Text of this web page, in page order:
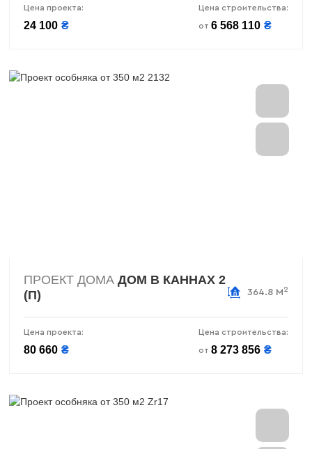
Цена проекта:
24 100 ₴
Цена строительства:
от 6 568 110 ₴
ПРОЕКТ ДОМА ДОМ В КАННАХ 2
(П)
364.8 М 2
Цена проекта:
80 660 ₴
Цена строительства:
от 8 273 856 ₴